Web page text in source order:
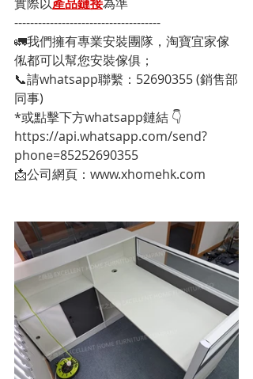
-------------------------------------
🚛我們擁有專業安裝團隊，淘寶宜家傢
俬都可以幫您安裝傢俱；
📞請whatsapp聯繫：52690355 (銷售部
同事)
*或點擊下方whatsapp鏈結 👇
https://api.whatsapp.com/send?
phone=85252690355
📩公司網頁：www.xhomehk.com